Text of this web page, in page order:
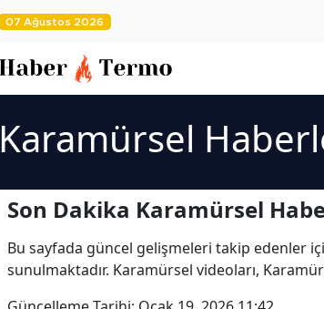
07 Ağustos 2026
Karamürsel
Son Dakika Karamürsel
Bu sayfada güncel gelişmeleri takip edenler
sunulmaktadır. Karamürsel videoları,